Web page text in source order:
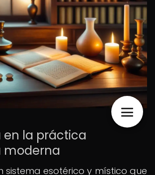
en la práctica
sistema esotérico y místico que